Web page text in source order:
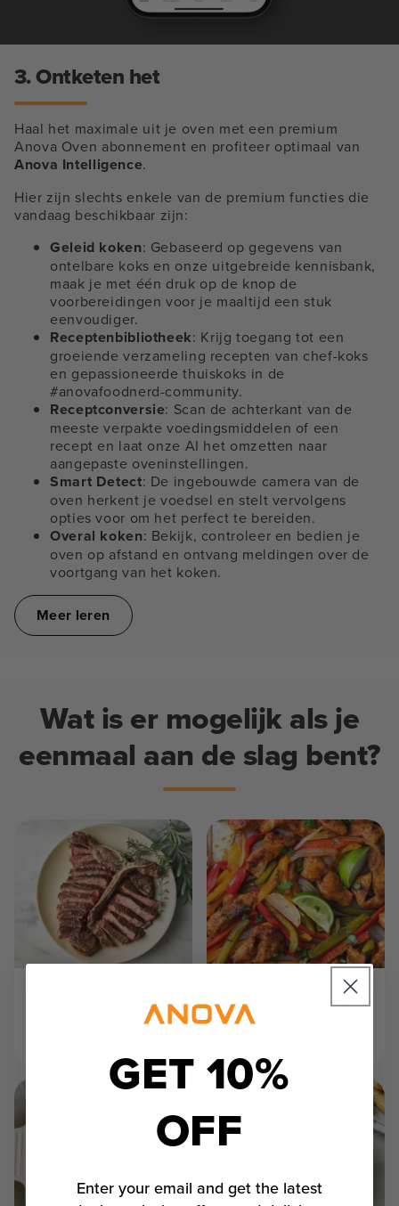
3. Ontketen het
Haal het maximale uit je oven met een premium
Anova Oven abonnement en profiteer optimaal van
Anova Intelligence.
Hier zijn slechts enkele van de premium functies die
vandaag beschikbaar zijn:
Geleid koken: Gebaseerd op gegevens van
ontelbare koks en onze uitgebreide kennisbank,
maak je met één druk op de knop de
voorbereidingen voor je maaltijd een stuk
eenvoudiger.
Receptenbibliotheek: Krijg toegang tot een
groeiende verzameling recepten van chef-koks
en gepassioneerde thuiskoks in de
#anovafoodnerd-community.
Receptconversie: Scan de achterkant van de
meeste verpakte voedingsmiddelen of een
recept en laat onze AI het omzetten naar
aangepaste oveninstellingen.
Smart Detect: De ingebouwde camera van de
oven herkent je voedsel en stelt vervolgens
opties voor om het perfect te bereiden.
Overal koken: Bekijk, controleer en bedien je
oven op afstand en ontvang meldingen over de
voortgang van het koken.
Meer leren
Wat is er mogelijk als je
eenmaal aan de slag bent?
Altijd perfecte
portierssteak
Gestoomde Kip
GET 10%
OFF
Enter your email and get the latest